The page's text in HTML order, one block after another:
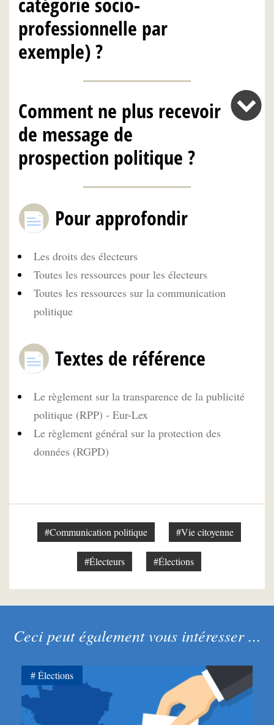
professionnelle par
exemple) ?
Comment ne plus recevoir
de message de
prospection politique ?
Pour approfondir
Les droits des électeurs
Toutes les ressources pour les électeurs
Toutes les ressources sur la communication
politique
Textes de référence
Le règlement sur la transparence de la publicité
politique (RPP) - Eur-Lex
Le règlement général sur la protection des
données (RGPD)
#Communication politique #Vie citoyenne
#Électeurs #Élections
Ceci peut également vous intéresser ...
Élections